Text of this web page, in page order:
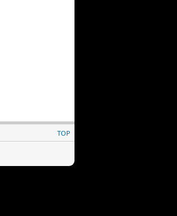
TOP